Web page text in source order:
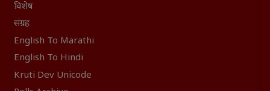
विशेष
संग्रह
English To Marathi
English To Hindi
Kruti Dev Unicode